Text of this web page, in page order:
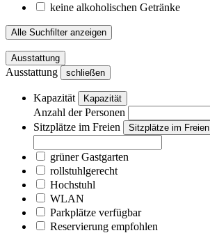
keine alkoholischen Getränke
Alle Suchfilter anzeigen
Ausstattung
Ausstattung schließen
Kapazität Kapazität
Anzahl der Personen
Sitzplätze im Freien
Sitzplätze im Freien
grüner Gastgarten
rollstuhlgerecht
Hochstuhl
WLAN
Parkplätze verfügbar
Reservierung empfohlen